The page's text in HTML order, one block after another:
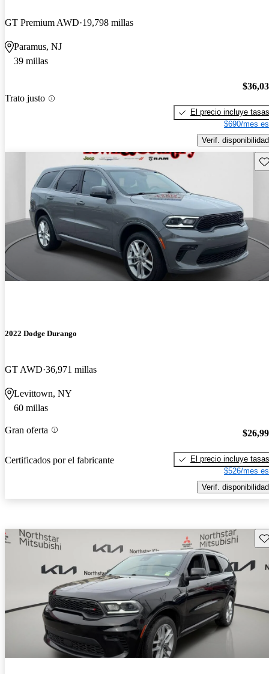
GT Premium AWD 19,798 millas
Paramus, NJ
39 millas
Trato justo
El precio incluye tasas
$690/mes
Verif. disponibilidad
2022 Dodge Durango
GT AWD 36,971 millas
Levittown, NY
60 millas
Gran oferta
Certificados por el fabricante
El precio incluye tasas
$526/mes
Verif. disponibilidad